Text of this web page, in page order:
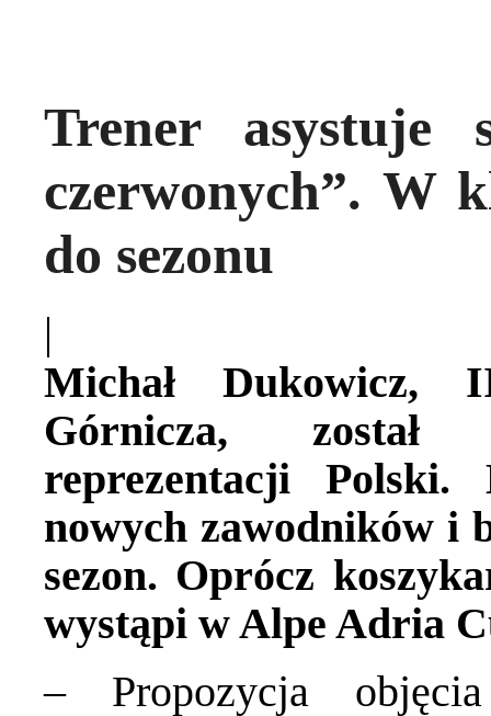
Trener asystuje
czerwonych”. W
do sezonu
|
Michał
Górnicza, został
reprezentacji Polski.
nowych zawodników i
sezon. Oprócz
wystąpi w Alpe Adria
– Propozycja